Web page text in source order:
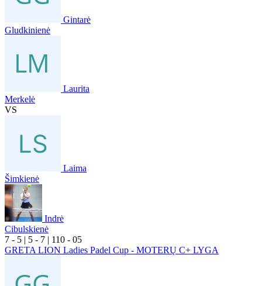
Gintarė
Gludkinienė
Laurita
Merkelė
VS
Laima
Šimkienė
Indrė
Cibulskienė
7 - 5 | 5 - 7 | 110 - 05
GRETA LION Ladies Padel Cup - MOTERŲ C+ LYGA